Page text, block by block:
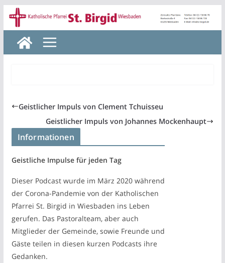
Zum
Inhalt
springen
Geistlicher Impuls von Clement Tchuisseu
Geistlicher Impuls von Johannes Mockenhaupt
Informationen
Geistliche Impulse für jeden Tag
Dieser Podcast wurde im März 2020 während
der Corona-Pandemie von der Katholischen
Pfarrei St. Birgid in Wiesbaden ins Leben
gerufen. Das Pastoralteam, aber auch
Mitglieder der Gemeinde, sowie Freunde und
Gäste teilen in diesen kurzen Podcasts ihre
Gedanken.